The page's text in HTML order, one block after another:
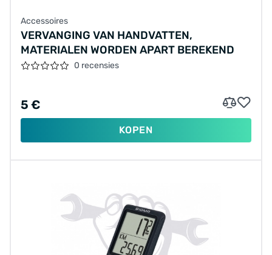
Accessoires
VERVANGING VAN HANDVATTEN,
MATERIALEN WORDEN APART BEREKEND
0 recensies
5 €
KOPEN